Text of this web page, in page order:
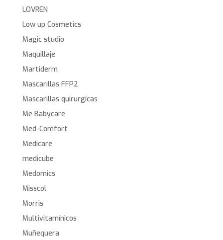
LOVREN
Low up Cosmetics
Magic studio
Maquillaje
Martiderm
Mascarillas FFP2
Mascarillas quirurgícas
Me Babycare
Med-Comfort
Medicare
medicube
Medomics
Misscol
Morris
Multivitamínicos
Muñequera